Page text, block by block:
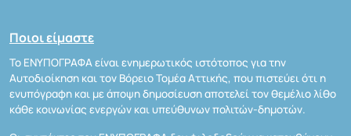
Ποιοι είμαστε
Το ΕΝΥΠΟΓΡΑΦΑ είναι ενημερωτικός ιστότοπος για την
Αυτοδιοίκηση και τον Βόρειο Τομέα Αττικής, που πιστεύει ότι η
ενυπόγραφη και με άποψη δημοσίευση αποτελεί τον θεμέλιο λίθο
κάθε κοινωνίας ενεργών και υπεύθυνων πολιτών-δημοτών.